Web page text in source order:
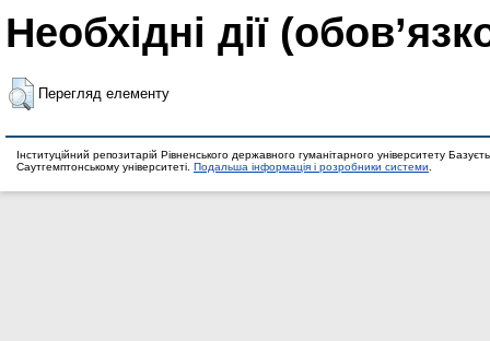
Необхідні дії
Перегляд елементу
Інституційний репозитарій Рівненського державного гуманітарного університету
Саутгемптонському університеті. Подальша інформація і розробники системи